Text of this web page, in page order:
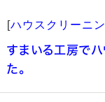
[ハウスクリーニ
すまいる工房で
た。